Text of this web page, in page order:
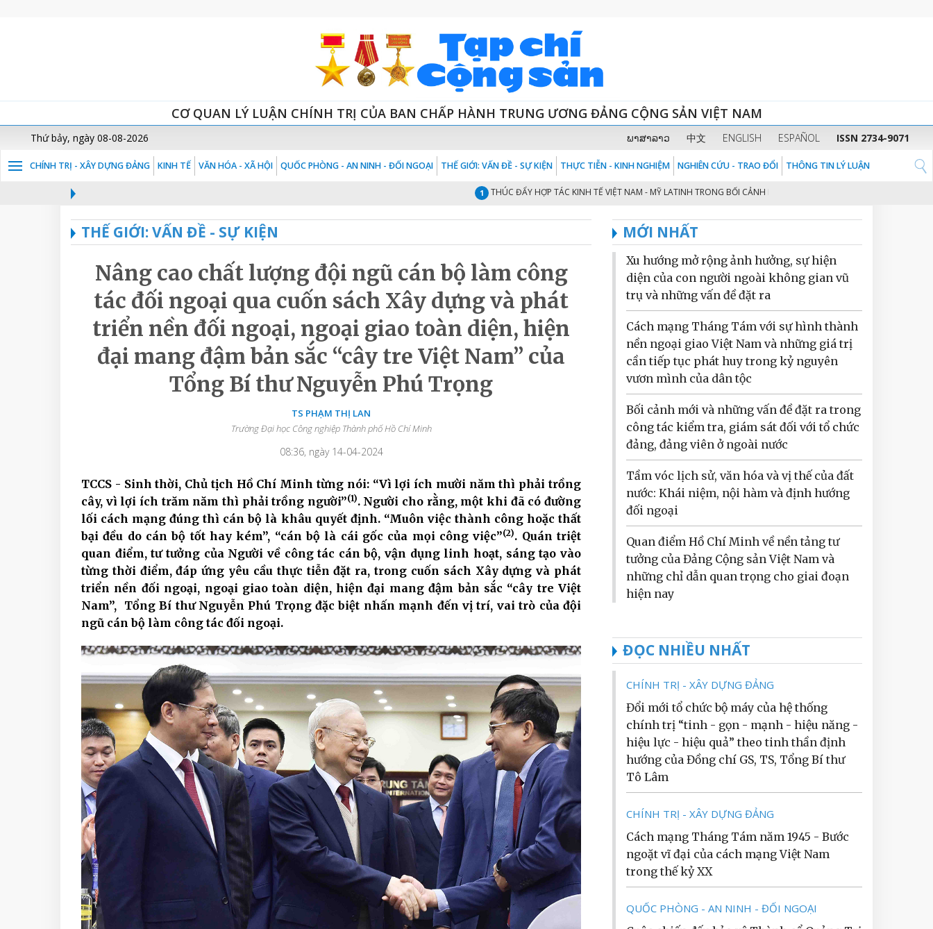
CƠ QUAN LÝ LUẬN CHÍNH TRỊ CỦA BAN CHẤP HÀNH TRUNG ƯƠNG ĐẢNG CỘNG SẢN VIỆT NAM
Thứ bảy, ngày 08-08-2026 ພາສາລາວ 中文 ENGLISH ESPAÑOL ISSN 2734-9071
CHÍNH TRỊ - XÂY DỰNG ĐẢNG KINH TẾ VĂN HÓA - XÃ HỘI QUỐC PHÒNG - AN NINH - ĐỐI NGOẠI THẾ GIỚI: VẤN ĐỀ - SỰ KIỆN THỰC TIỄN - KINH NGHIỆM NGHIÊN CỨU - TRAO ĐỔI THÔNG TIN LÝ LUẬN
THÚC ĐẨY HỢP TÁC KINH TẾ VIỆT NAM - MỸ LATINH TRONG BỐI CẢNH HỘI NHẬP QUỐC TẾ
THẾ GIỚI: VẤN ĐỀ - SỰ KIỆN
Nâng cao chất lượng đội ngũ cán bộ làm công
tác đối ngoại qua cuốn sách Xây dựng và phát
triển nền đối ngoại, ngoại giao toàn diện, hiện
đại mang đậm bản sắc “cây tre Việt Nam” của
Tổng Bí thư Nguyễn Phú Trọng
TS PHẠM THỊ LAN
Trường Đại học Công nghiệp Thành phố Hồ Chí Minh
08:36, ngày 14-04-2024
TCCS - Sinh thời, Chủ tịch Hồ Chí Minh từng nói: “Vì lợi ích mười năm thì phải trồng
cây, vì lợi ích trăm năm thì phải trồng người”(1). Người cho rằng, một khi đã có đường
lối cách mạng đúng thì cán bộ là khâu quyết định. “Muôn việc thành công hoặc thất
bại đều do cán bộ tốt hay kém”, “cán bộ là cái gốc của mọi công việc”(2). Quán triệt
quan điểm, tư tưởng của Người về công tác cán bộ, vận dụng linh hoạt, sáng tạo vào
từng thời điểm, đáp ứng yêu cầu thực tiễn đặt ra, trong cuốn sách Xây dựng và phát
triển nền đối ngoại, ngoại giao toàn diện, hiện đại mang đậm bản sắc “cây tre Việt
Nam”, Tổng Bí thư Nguyễn Phú Trọng đặc biệt nhấn mạnh đến vị trí, vai trò của đội
ngũ cán bộ làm công tác đối ngoại.
MỚI NHẤT
Xu hướng mở rộng ảnh hưởng, sự hiện
diện của con người ngoài không gian vũ
trụ và những vấn đề đặt ra
Cách mạng Tháng Tám với sự hình thành
nền ngoại giao Việt Nam và những giá trị
cần tiếp tục phát huy trong kỷ nguyên
vươn mình của dân tộc
Bối cảnh mới và những vấn đề đặt ra trong
công tác kiểm tra, giám sát đối với tổ chức
đảng, đảng viên ở ngoài nước
Tầm vóc lịch sử, văn hóa và vị thế của đất
nước: Khái niệm, nội hàm và định hướng
đối ngoại
Quan điểm Hồ Chí Minh về nền tảng tư
tưởng của Đảng Cộng sản Việt Nam và
những chỉ dẫn quan trọng cho giai đoạn
hiện nay
ĐỌC NHIỀU NHẤT
CHÍNH TRỊ - XÂY DỰNG ĐẢNG
Đổi mới tổ chức bộ máy của hệ thống
chính trị “tinh - gọn - mạnh - hiệu năng -
hiệu lực - hiệu quả” theo tinh thần định
hướng của Đồng chí GS, TS, Tổng Bí thư
Tô Lâm
CHÍNH TRỊ - XÂY DỰNG ĐẢNG
Cách mạng Tháng Tám năm 1945 - Bước
ngoặt vĩ đại của cách mạng Việt Nam
trong thế kỷ XX
QUỐC PHÒNG - AN NINH - ĐỐI NGOẠI